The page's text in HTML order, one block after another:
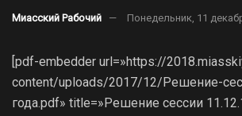
Миасский Рабочий Понедельник, 11
[pdf-embedder url=»https://
content/uploads/2017/12/Решение-
года.pdf» title=»Решение сессии